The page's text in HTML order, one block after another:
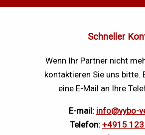
Schneller
Wenn Ihr Partner nicht
kontaktieren Sie uns bitte.
eine E-Mail an Ihre
E-mail: info@vybo-
Telefon: +4915